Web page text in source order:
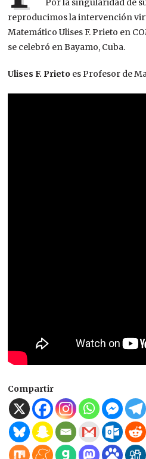
Por la singularidad de
reproducimos la intervención
Matemático Ulises F. Prieto en
se celebró en Bayamo, Cuba.
Ulises F. Prieto es Profesor de
Compartir